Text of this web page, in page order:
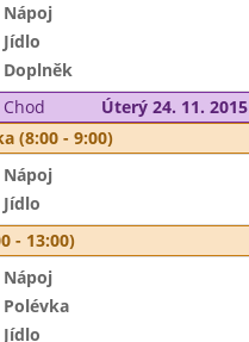
Nápoj
Jídlo
Doplněk
Chod
Úterý 24. 11. 2015
(8:00 - 9:00)
Nápoj
Jídlo
- 13:00)
Nápoj
Polévka
Jídlo